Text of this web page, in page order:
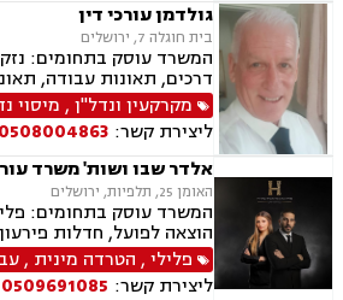
גולדמן עורכי דין
בית חוגלה 7, ירושלים
המשרד עוסק בתחומים:
דרכים, תאונות עבודה,
עבודה, תאונות עקב
רכוש, ביטוח לאומי,
ונדל"ן, אזרחות זרה ודרכון
ספורט, לשון הרע, ירושות
מקרקעין ונדל"ן, מיסוי
ליצירת קשר: 0508004863
אלדר שבו ושות' משרד
האומן 25, תלפיות, ירושלים
המשרד עוסק בתחומים:
הוצאה לפועל, חדלות
ליטיגציה אזרחית
פלילי, הטרדה מינית ,
ליצירת קשר: 0509691085